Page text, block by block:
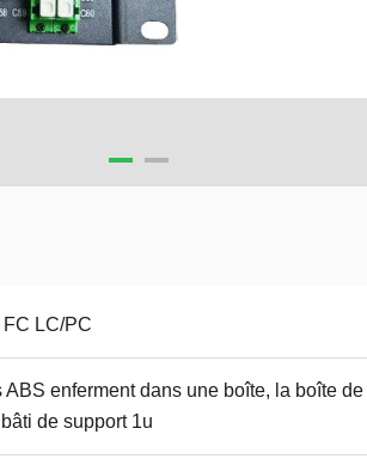
LC/PC
ABS enferment dans une boîte, la boîte de
de support 1u